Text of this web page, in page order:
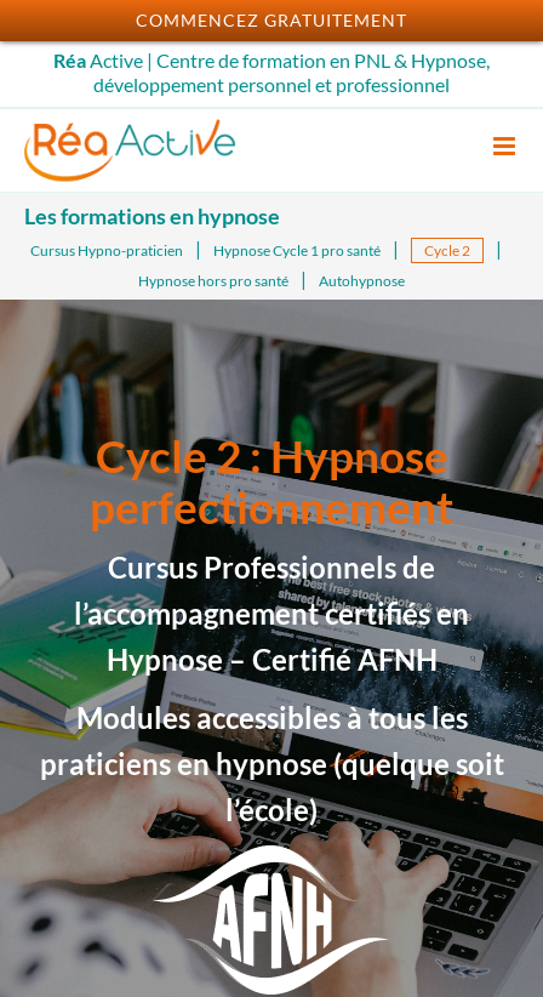
Passer
au
contenu
RéaActive | Centre de formation en PNL & Hypnose,
développement personnel et professionnel
Les formations en hypnose
Cursus Hypno-praticien Hypnose Cycle 1 pro santé
Cycle 2
Hypnose hors pro santé
Autohypnose
Cycle 2 : Hypnose
perfectionnement
Cursus Professionnels de
l’accompagnement certifiés en
Hypnose – Certifié AFNH
Modules accessibles à tous les
praticiens en hypnose (quelque soit
l’école)
COMMENCEZ GRATUITEMENT